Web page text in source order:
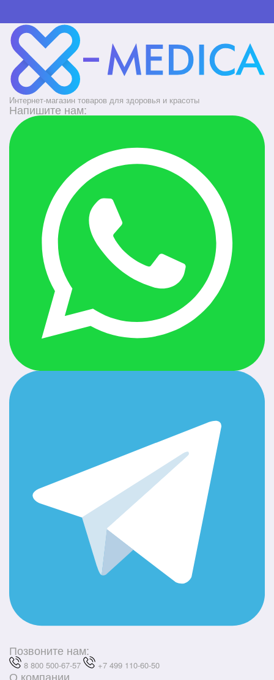
Интернет-магазин товаров для здоровья и красоты
Напишите нам:
Позвоните нам:
8 800 500-67-57 +7 499 110-60-50
О компании